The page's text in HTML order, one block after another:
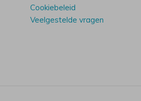
Cookiebeleid
Veelgestelde vragen